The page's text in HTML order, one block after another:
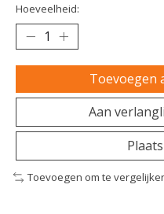
Hoeveelheid:
Toevoegen
Aan
Toevoegen om te